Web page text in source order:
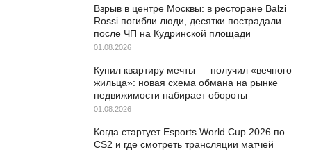
Взрыв в центре Москвы: в ресторане Balzi
Rossi погибли люди, десятки пострадали
после ЧП на Кудринской площади
01.08.2026
Купил квартиру мечты — получил «вечного
жильца»: новая схема обмана на рынке
недвижимости набирает обороты
01.08.2026
Когда стартует Esports World Cup 2026 по
CS2 и где смотреть трансляции матчей